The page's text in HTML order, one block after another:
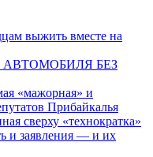
выжить вместе на
БЕЗ
«мажорная» и
Прибайкалья
сверху «технократка»
и заявления — и их